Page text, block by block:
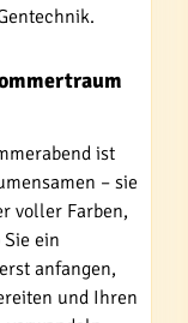
ist
– sie
voller Farben,
ein
anfangen,
und Ihren